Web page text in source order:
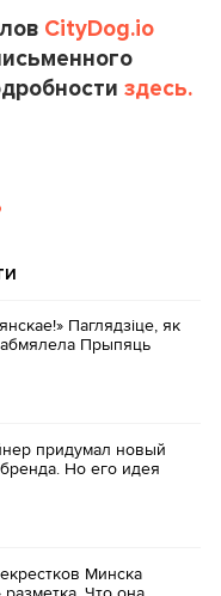
CityDog.io
здесь.
Паглядзіце, як
Прыпяць
придумал новый
Но его идея
Минска